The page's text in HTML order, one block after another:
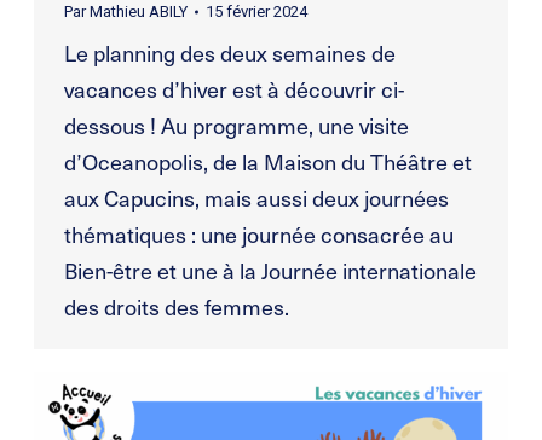
ParMathieu ABILY 15 février 2024
Le planning des deux semaines de
vacances d’hiver est à découvrir ci-
dessous ! Au programme, une visite
d’Oceanopolis, de la Maison du Théâtre et
aux Capucins, mais aussi deux journées
thématiques : une journée consacrée au
Bien-être et une à la Journée internationale
des droits des femmes.